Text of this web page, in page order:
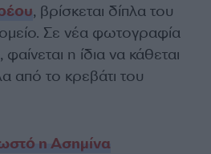
, βρίσκεται δίπλα του
Σε νέα φωτογραφία
η ίδια να κάθεται
από το κρεβάτι του
η Ασημίνα